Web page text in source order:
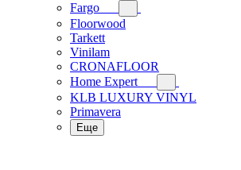
Fargo
Floorwood
Tarkett
Vinilam
CRONAFLOOR
Home Expert
KLB LUXURY VINYL
Primavera
Еще